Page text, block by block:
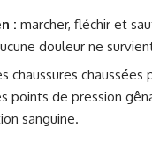
: marcher, fléchir et
douleur ne
chaussures chaussées
points de pression
sanguine.